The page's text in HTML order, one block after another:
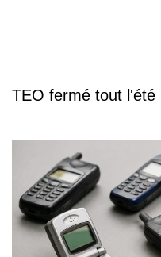
TEO fermé tout l'été